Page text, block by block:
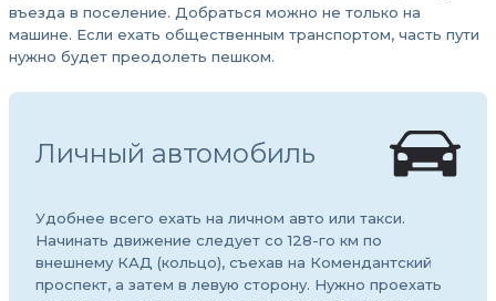
въезда в поселение. Добраться можно не только на
машине. Если ехать общественным транспортом, часть пути
нужно будет преодолеть пешком.
Личный автомобиль
Удобнее всего ехать на личном авто или такси.
Начинать движение следует со 128-го км по
внешнему КАД (кольцо), съехав на Комендантский
проспект, а затем в левую сторону. Нужно проехать